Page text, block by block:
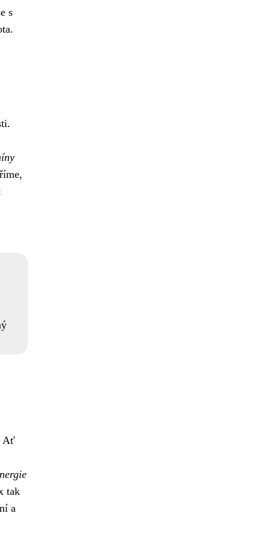
s
Ať
tak
a